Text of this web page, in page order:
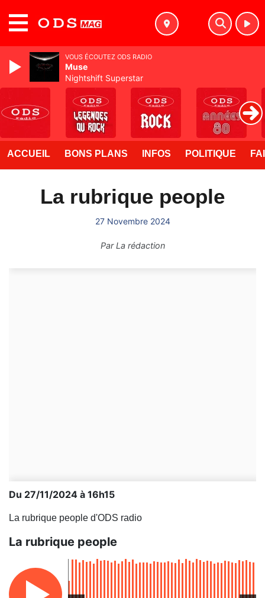
ACCUEIL BONS PLANS INFOS POLITIQUE
La rubrique people
27 Novembre 2024
ParLa rédaction
Du 27/11/2024 à 16h15
La rubrique people d'ODS radio
La rubrique people
VOUS ÉCOUTEZ ODS RADIO
Muse
Nightshift Superstar